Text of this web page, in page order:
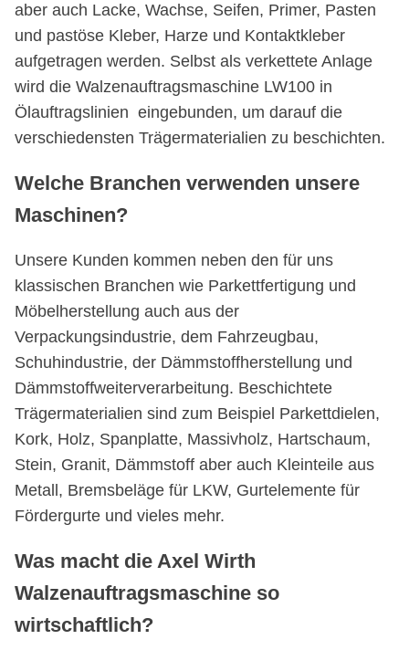
aber auch Lacke, Wachse, Seifen, Primer, Pasten
und pastöse Kleber, Harze und Kontaktkleber
aufgetragen werden. Selbst als verkettete Anlage
wird die Walzenauftragsmaschine LW100 in
Ölauftragslinien eingebunden, um darauf die
verschiedensten Trägermaterialien zu beschichten.
Welche Branchen verwenden unsere
Maschinen?
Unsere Kunden kommen neben den für uns
klassischen Branchen wie Parkettfertigung und
Möbelherstellung auch aus der
Verpackungsindustrie, dem Fahrzeugbau,
Schuhindustrie, der Dämmstoffherstellung und
Dämmstoffweiterverarbeitung. Beschichtete
Trägermaterialien sind zum Beispiel Parkettdielen,
Kork, Holz, Spanplatte, Massivholz, Hartschaum,
Stein, Granit, Dämmstoff aber auch Kleinteile aus
Metall, Bremsbeläge für LKW, Gurtelemente für
Fördergurte und vieles mehr.
Was macht die Axel Wirth
Walzenauftragsmaschine so
wirtschaftlich?